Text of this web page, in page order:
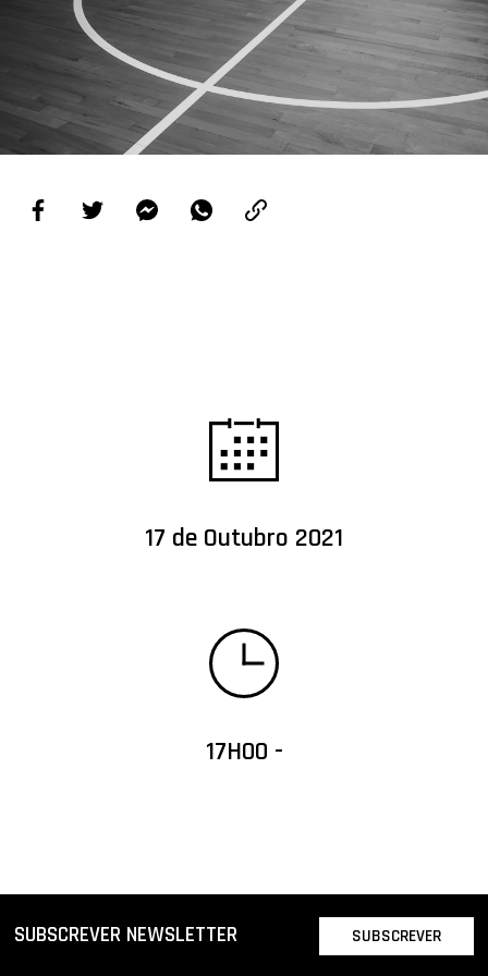
PROJETOS
LIGA BETCLIC MASCULINA
LIGA BETCLIC FEMININA
17 de Outubro 2021
17H00 -
SUBSCREVER NEWSLETTER SUBSCREVER